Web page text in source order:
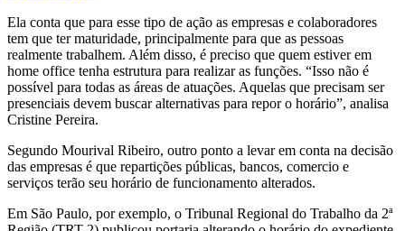
Ela conta que para esse tipo de ação as empresas e colaboradores
tem que ter maturidade, principalmente para que as pessoas
realmente trabalhem. Além disso, é preciso que quem estiver em
home office tenha estrutura para realizar as funções. “Isso não é
possível para todas as áreas de atuações. Aquelas que precisam ser
presenciais devem buscar alternativas para repor o horário”, analisa
Cristine Pereira.
Segundo Mourival Ribeiro, outro ponto a levar em conta na decisão
das empresas é que repartições públicas, bancos, comercio e
serviços terão seu horário de funcionamento alterados.
Em São Paulo, por exemplo, o Tribunal Regional do Trabalho da 2ª